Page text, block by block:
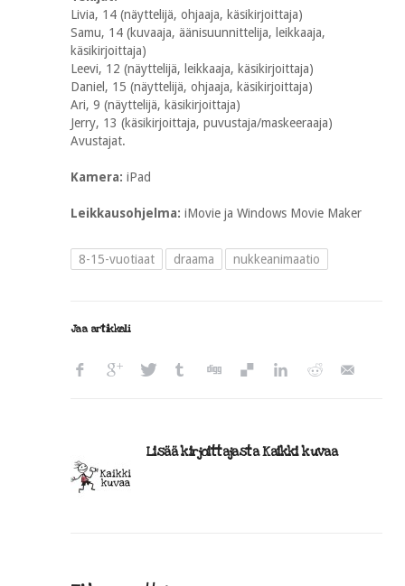
Livia, 14 (näyttelijä, ohjaaja, käsikirjoittaja)
Samu, 14 (kuvaaja, äänisuunnittelija, leikkaaja,
käsikirjoittaja)
Leevi, 12 (näyttelijä, leikkaaja, käsikirjoittaja)
Daniel, 15 (näyttelijä, ohjaaja, käsikirjoittaja)
Ari, 9 (näyttelijä, käsikirjoittaja)
Jerry, 13 (käsikirjoittaja, puvustaja/maskeeraaja)
Avustajat.
Kamera: iPad
Leikkausohjelma: iMovie ja Windows Movie Maker
8-15-vuotiaat draama nukkeanimaatio
Jaa artikkeli
Lisää kirjoittajasta Kaikki kuvaa